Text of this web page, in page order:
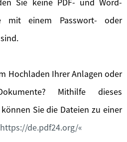
mit einem Passwort- oder
Hochladen Ihrer Anlagen oder
Mithilfe dieses
Sie die Dateien zu einer
https://de.pdf24.org/